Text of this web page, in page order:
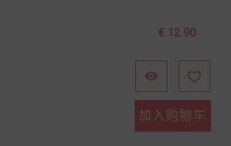
价
€ 12.90
 
加入购物车